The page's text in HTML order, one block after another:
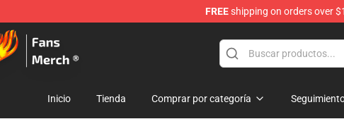
FREEshipping on orders over
Merchandise Shop
Inicio Tienda Comprar por categoría